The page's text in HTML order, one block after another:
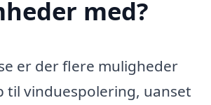
med?
er der flere muligheder
vinduespolering, uanset